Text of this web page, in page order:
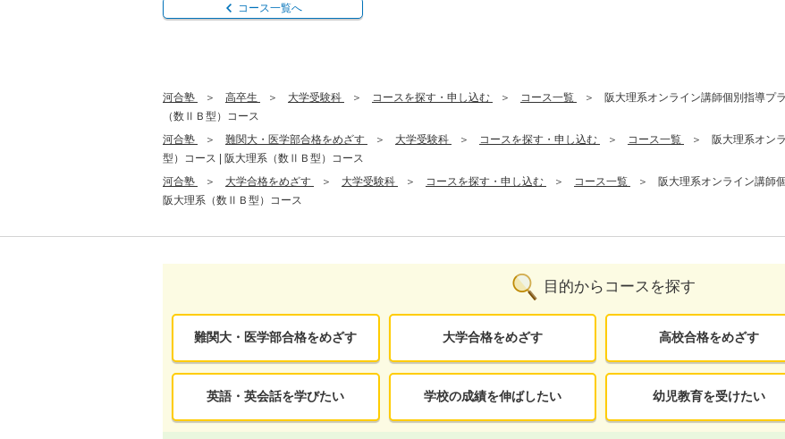
コース一覧へ
河合塾 高卒生 大学受験科 コースを探す・申し込む コース一覧
阪大理系オンライン講師個別指導プ
（数ⅡＢ型）コース
河合塾
難関大・医学部合格をめざす 大学受験科 コースを探す・申し込む コース一覧
阪大理系オン
型）コース | 阪大理系（数ⅡＢ型）コース
河合塾
大学合格をめざす 大学受験科 コースを探す・申し込む コース一覧
阪大理系オンライン講師
阪大理系（数ⅡＢ型）コース
目的からコースを探す
難関大・医学部合格をめざす 大学合格をめざす 高校合格をめざす
英語・英会話を学びたい 学校の成績を伸ばしたい 幼児教育を受けたい